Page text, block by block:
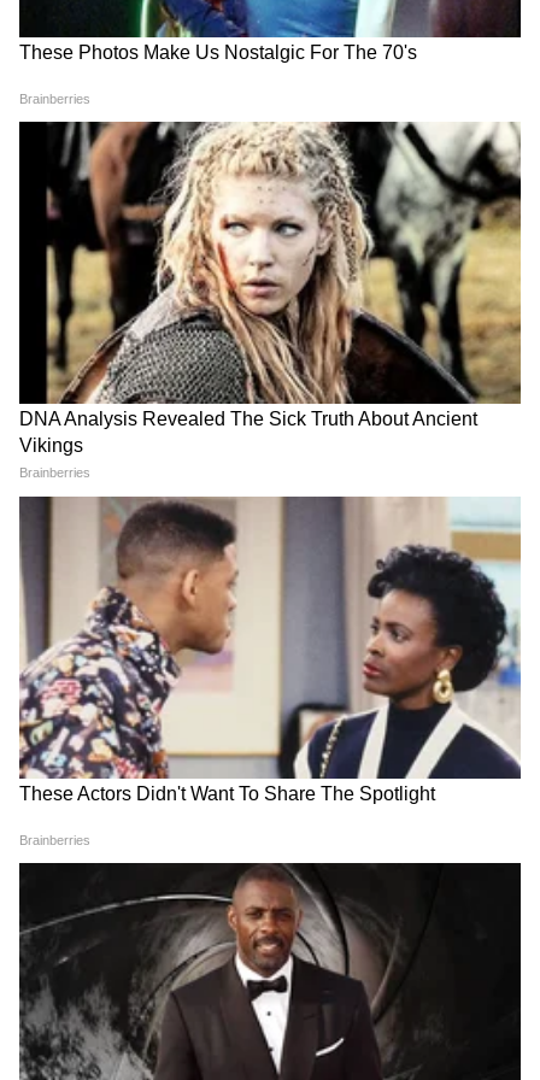
Related Articles
Mumbai Weather Update : मुंबईत उकाड्यासोबत
पावसाची शक्यता, जाणून घ्या आजचा अंदाज
Dadar Best Bus Accident : दादर प्लाझा टॉकीजजवळ
बेस्ट बसचा भीषण अपघात; दोन जणांचा मृत्यू, चारहून
अधिक जखमी
छगन भुजबळांची खंत, इतरांना न्याय;
मला का नाही? | Chhagan
Bhujbal | Rajya Sabha |
Samir Bhujbal
Philippines Earthquake :
फिलीपिन्समध्ये मोठा भूकंप,
त्सुनामीचा इशारा... भारताला धोका
आहे का? जाणून घ्या
INDIA Bloc Meet : बैठकीआधीच आघाडीत बिघाडी? ३ मोठे पक्ष नाराज,
एकाने तर थेट काँग्रेसलाच सुनावलं!